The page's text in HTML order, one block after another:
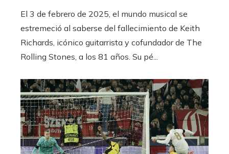
El 3 de febrero de 2025, el mundo musical se
estremeció al saberse del fallecimiento de Keith
Richards, icónico guitarrista y cofundador de The
Rolling Stones, a los 81 años. Su pé...